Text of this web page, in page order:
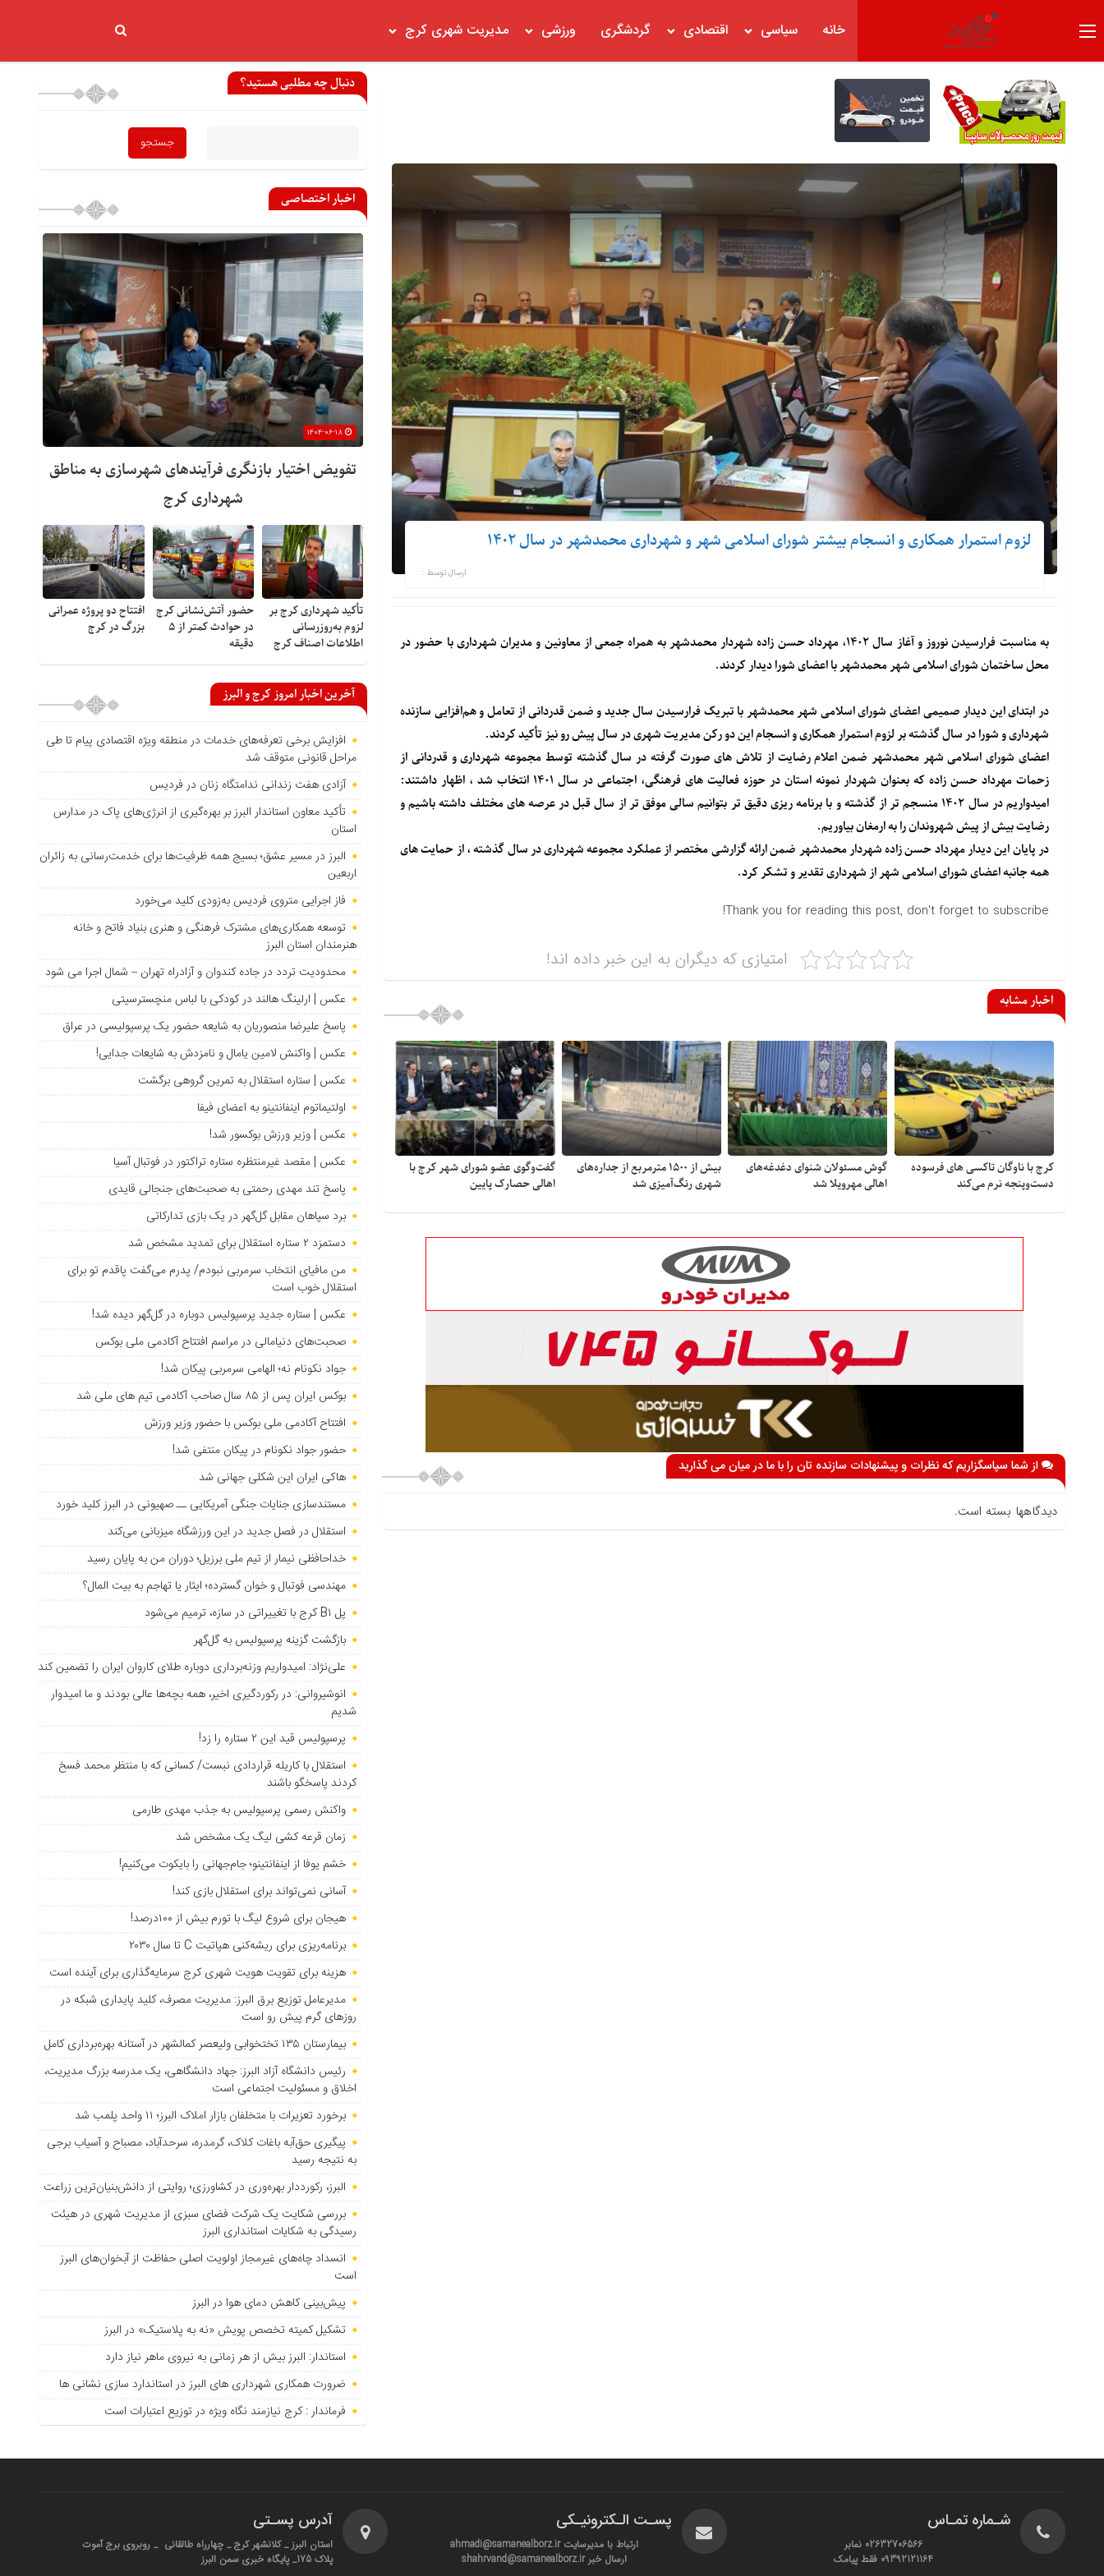
خانه سیاسی اقتصادی گردشگری ورزشی مدیریت شهری کرج
لزوم استمرار همکاری و انسجام بیشتر شورای اسلامی شهر و شهرداری محمدشهر در سال ۱۴۰۲
ارسال توسط :
به مناسبت فرارسیدن نوروز و آغاز سال ۱۴۰۲، مهرداد حسن زاده شهردار محمدشهر به همراه جمعی از معاونین و مدیران شهرداری با حضور در
محل ساختمان شورای اسلامی شهر محمدشهر با اعضای شورا دیدار کردند.
در ابتدای این دیدار صمیمی اعضای شورای اسلامی شهر محمدشهر با تبریک فرارسیدن سال جدید و ضمن قدردانی از تعامل و هم‌افزایی سازنده
شهرداری و شورا در سال گذشته بر لزوم استمرار همکاری و انسجام این دو رکن مدیریت شهری در سال پیش رو نیز تأکید کردند.
اعضای شورای اسلامی شهر محمدشهر ضمن اعلام رضایت از تلاش های صورت گرفته در سال گذشته توسط مجموعه شهرداری و قدردانی از
زحمات مهرداد حسن زاده که بعنوان شهردار نمونه استان در حوزه فعالیت های فرهنگی، اجتماعی در سال ۱۴۰۱ انتخاب شد ، اظهار داشتند:
امیدواریم در سال ۱۴۰۲ منسجم تر از گذشته و با برنامه ریزی دقیق تر بتوانیم سالی موفق تر از سال قبل در عرصه های مختلف داشته باشیم و
رضایت بیش از پیش شهروندان را به ارمغان بیاوریم.
در پایان این دیدار مهرداد حسن زاده شهردار محمدشهر ضمن ارائه گزارشی مختصر از عملکرد مجموعه شهرداری در سال گذشته ، از حمایت های
همه جانبه اعضای شورای اسلامی شهر از شهرداری تقدیر و تشکر کرد.
Thank you for reading this post, don't forget to subscribe!
امتیازی که دیگران به این خبر داده اند!
اخبار مشابه
کرج با ناوگان تاکسی های فرسوده
دست‌وپنجه نرم می‌کند
گوش مسئولان شنوای دغدغه‎‌های
اهالی مهرویلا شد
بیش از ۱۵۰۰ مترمربع از جداره‌های
شهری رنگ‌آمیزی شد
گفت‌وگوی عضو شورای شهر کرج با
اهالی حصارک پایین
از شما سپاسگزاریم که نظرات و پیشنهادات سازنده تان را با ما در میان می گذارید
دیدگاهها بسته است.
دنبال چه مطلبی هستید؟
اخبار اختصاصی
تفویض اختیار بازنگری فرآیندهای شهرسازی به مناطق
شهرداری کرج
تأکید شهرداری کرج بر
لزوم به‌روزرسانی
اطلاعات اصناف کرج
حضور آتش‌نشانی کرج
در حوادث کمتر از ۵
دقیقه
افتتاح دو پروژه عمرانی
بزرگ در کرج
آخرین اخبار امروز کرج و البرز
افزایش برخی تعرفه‌های خدمات در منطقه ویژه اقتصادی پیام تا طی
مراحل قانونی متوقف شد
آزادی هفت زندانی ندامتگاه زنان در فردیس
تأکید معاون استاندار البرز بر بهره‌گیری از انرژی‌های پاک در مدارس
استان
البرز در مسیر عشق؛ بسیج همه ظرفیت‌ها برای خدمت‌رسانی به زائران
اربعین
فاز اجرایی متروی فردیس به‌زودی کلید می‌خورد
توسعه همکاری‌های مشترک فرهنگی و هنری بنیاد فاتح و خانه
هنرمندان استان البرز
محدودیت تردد در جاده کندوان و آزادراه تهران – شمال اجرا می شود
عکس | ارلینگ هالند در کودکی با لباس منچسترسیتی
پاسخ علیرضا منصوریان به شایعه حضور یک پرسپولیسی در عراق
عکس | واکنش لامین یامال و نامزدش به شایعات جدایی!
عکس | ستاره استقلال به تمرین گروهی برگشت
اولتیماتوم اینفانتینو به اعضای فیفا
عکس | وزیر ورزش بوکسور شد!
عکس | مقصد غیرمنتظره ستاره تراکتور در فوتبال آسیا
پاسخ تند مهدی رحمتی به صحبت‌های جنجالی قایدی
برد سپاهان مقابل گل‌گهر در یک بازی تدارکاتی
دستمزد ۲ ستاره استقلال برای تمدید مشخص شد
من مافیای انتخاب سرمربی نبودم/ پدرم می‌گفت پاقدم تو برای
استقلال خوب است
عکس | ستاره جدید پرسپولیس دوباره در گل‌گهر دیده شد!
صحبت‌های دنیامالی در مراسم افتتاح آکادمی ملی بوکس
جواد نکونام نه؛ الهامی سرمربی پیکان شد!
بوکس ایران پس از ۸۵ سال صاحب آکادمی تیم های ملی شد
افتتاح آکادمی ملی بوکس با حضور وزیر ورزش
حضور جواد نکونام در پیکان منتفی شد!
هاکی ایران این شکلی جهانی شد
مستندسازی جنایات جنگی آمریکایی ــ صهیونی در البرز کلید خورد
استقلال در فصل جدید در این ورزشگاه میزبانی می‌کند
خداحافظی نیمار از تیم ملی برزیل؛ دوران من به پایان رسید
مهندسی فوتبال و خوان گسترده؛ ایثار یا تهاجم به بیت المال؟
پل B۱ کرج با تغییراتی در سازه، ترمیم می‌شود
بازگشت گزینه پرسپولیس به ‌گل‌گهر
علی‌نژاد: امیدواریم وزنه‌برداری دوباره طلای کاروان ایران را تضمین کند
انوشیروانی: در رکوردگیری اخیر، همه بچه‌ها عالی بودند و ما امیدوار
شدیم
پرسپولیس قید این ۲ ستاره را زد!
استقلال با کاریله قراردادی نبست/ کسانی که با منتظر محمد فسخ
کردند پاسخگو باشند
واکنش رسمی پرسپولیس به جذب مهدی طارمی
زمان قرعه کشی لیگ یک مشخص شد
خشم یوفا از اینفانتینو؛ جام‌جهانی را بایکوت می‌کنیم!
آسانی نمی‌تواند برای استقلال بازی کند!
هیجان برای شروع لیگ با تورم بیش از ۱۰۰درصد!
برنامه‌ریزی برای ریشه‌کنی هپاتیت C تا سال ۲۰۳۰
هزینه برای تقویت هویت شهری کرج سرمایه‌گذاری برای آینده است
مدیرعامل توزیع برق البرز: مدیریت مصرف، کلید پایداری شبکه در
روزهای گرم پیش رو است
بیمارستان ۱۳۵ تختخوابی ولیعصر کمالشهر در آستانه بهره‌برداری کامل
رئیس دانشگاه آزاد البرز: جهاد دانشگاهی، یک مدرسه بزرگ مدیریت،
اخلاق و مسئولیت اجتماعی است
برخورد تعزیرات با متخلفان بازار املاک البرز؛ ۱۱ واحد پلمب شد
پیگیری حق‌آبه باغات کلاک، گرمدره، سرحدآباد، مصباح و آسیاب برجی
به نتیجه رسید
البرز، رکورددار بهره‌وری در کشاورزی؛ روایتی از دانش‌بنیان‌ترین زراعت
بررسی شکایت یک شرکت فضای سبزی از مدیریت شهری در هیئت
رسیدگی به شکایات استانداری البرز
انسداد چاه‌های غیرمجاز اولویت اصلی حفاظت از آبخوان‌های البرز
است
پیش‌بینی کاهش دمای هوا در البرز
تشکیل کمیته تخصص پویش «نه به پلاستیک» در البرز
استاندار: البرز بیش از هر زمانی به نیروی ماهر نیاز دارد
ضرورت همکاری شهرداری های البرز در استاندارد سازی نشانی ها
فرماندار : کرج نیازمند نگاه ویژه در توزیع اعتبارات است
شـماره تمـاس
02632706566 نمابر
09392121164 فقط پیامک
پسـت الـکترونیـکی
ارتباط با مدیرسایت ahmadi@samanealborz.ir
ارسال خبر shahrvand@samanealborz.ir
آدرس پسـتی
استان البرز _ کلانشهر کرج _ چهارراه طالقانی _ روبروی برج آموت
پلاک 175_ پایگاه خبری سمن البرز